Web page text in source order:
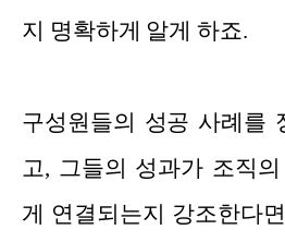
지 명확하게 알게 하죠.
구성원들의 성공 사례를
고, 그들의 성과가 조직
게 연결되는지 강조한다